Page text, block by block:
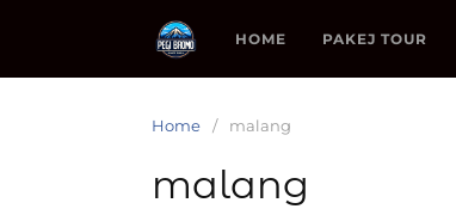
HOME PAKEJ TOUR
Home malang
malang